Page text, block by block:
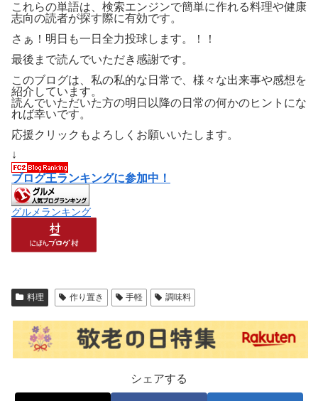
これらの単語は、検索エンジンで簡単に作れる料理や健康
志向の読者が探す際に有効です。
さぁ！明日も一日全力投球します。！！
最後まで読んでいただき感謝です。
このブログは、私の私的な日常で、様々な出来事や感想を
紹介しています。
読んでいただいた方の明日以降の日常の何かのヒントにな
れば幸いです。
応援クリックもよろしくお願いいたします。
↓
ブログ王ランキングに参加中！
グルメランキング
料理 作り置き 手軽 調味料
シェアする